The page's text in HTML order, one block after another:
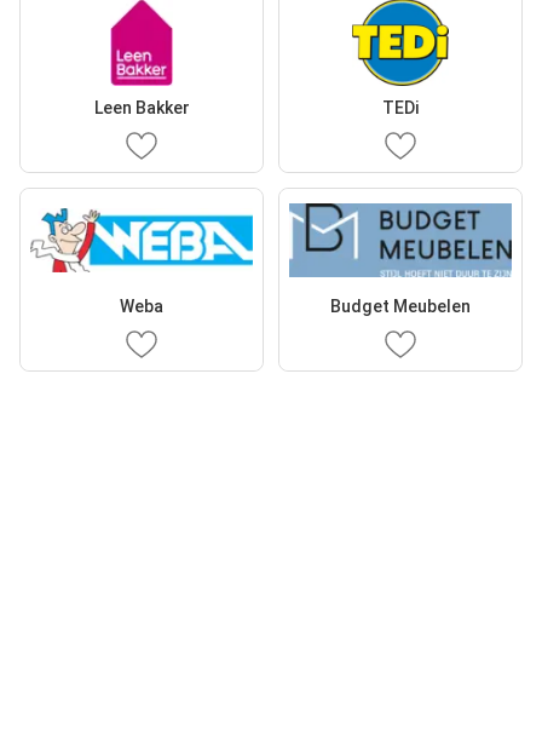
Leen Bakker TEDi
Weba Budget Meubelen